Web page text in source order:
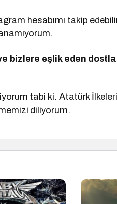
hesabımı takip
bizlere eşlik eden
tabi ki. Atatürk
diliyorum.